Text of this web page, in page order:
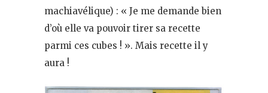
machiavélique) : « Je me demande bien
d’où elle va pouvoir tirer sa recette
parmi ces cubes ! ». Mais recette il y
aura !